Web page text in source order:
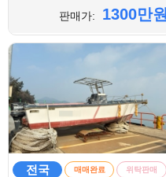
판매가: 1300만원
전국 매매완료 위탁판매